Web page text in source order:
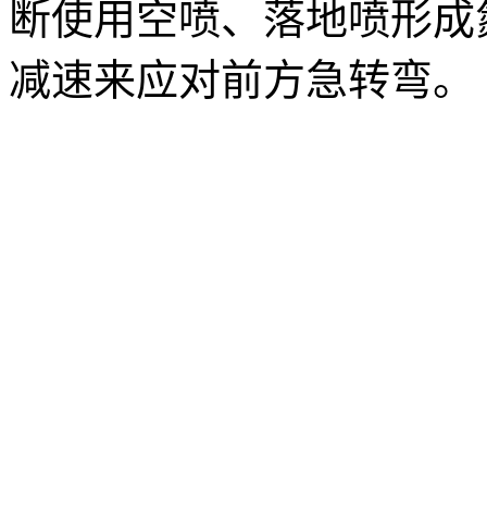
断使用空喷、落地喷形
减速来应对前方急转弯。